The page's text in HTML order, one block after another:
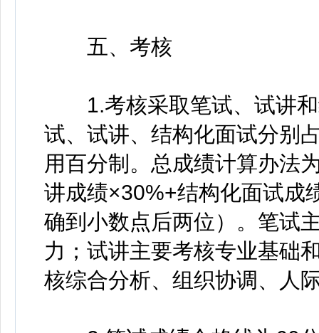
五、考核
1.考核采取笔试、试讲和
试、试讲、结构化面试分别
用百分制。总成绩计算办法
讲成绩×30%+结构化面试成
确到小数点后两位）。笔试
力；试讲主要考核专业基础
核综合分析、组织协调、人